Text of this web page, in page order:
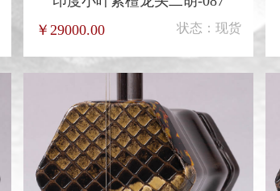
￥29000.00
状态：现货